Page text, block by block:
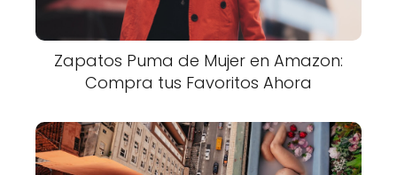
Zapatos Puma de Mujer en Amazon:
Compra tus Favoritos Ahora